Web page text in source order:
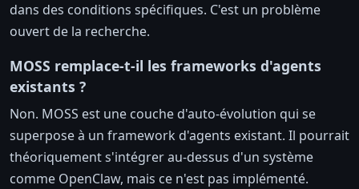
dans des conditions spécifiques. C'est un problème
ouvert de la recherche.
MOSS remplace-t-il les frameworks d'agents
existants ?
Non. MOSS est une couche d'auto-évolution qui se
superpose à un framework d'agents existant. Il pourrait
théoriquement s'intégrer au-dessus d'un système
comme OpenClaw, mais ce n'est pas implémenté.